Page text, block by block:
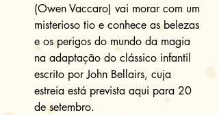
(Owen Vaccaro) vai morar com um
misterioso tio e conhece as belezas
e os perigos do mundo da magia
na adaptação do clássico infantil
escrito por John Bellairs, cuja
estreia está prevista aqui para 20
de setembro.